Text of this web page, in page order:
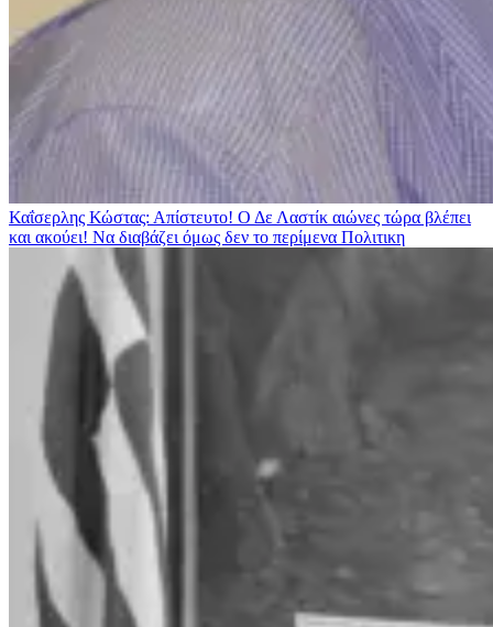
Καΐσερλης Κώστας: Απίστευτο! Ο Δε Λαστίκ αιώνες τώρα βλέπει
και ακούει! Να διαβάζει όμως δεν το περίμενα Πολιτικη